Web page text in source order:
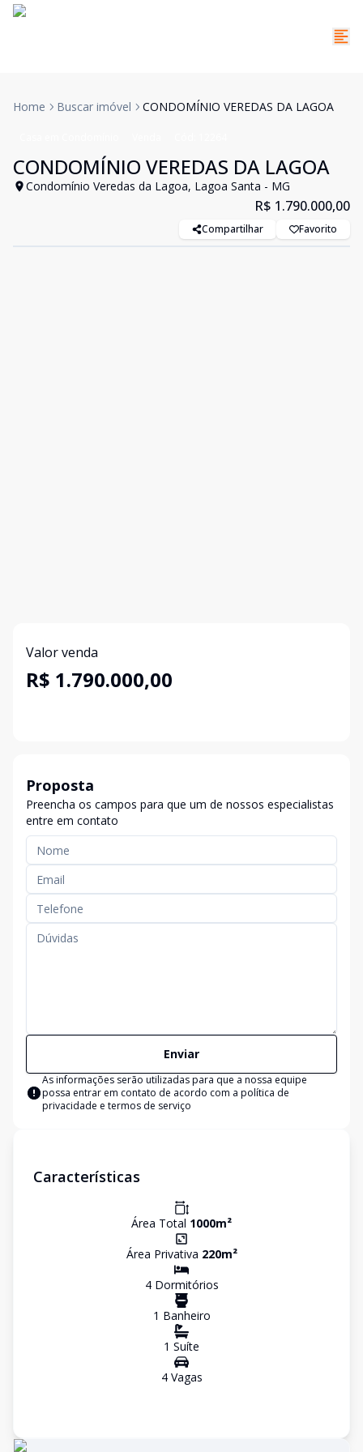
Home Buscar imóvel CONDOMÍNIO VEREDAS DA LAGOA
CONDOMÍNIO VEREDAS DA LAGOA
Condomínio Veredas da Lagoa, Lagoa Santa - MG
R$ 1.790.000,00
Compartilhar Favorito
Valor venda
R$ 1.790.000,00
Proposta
Preencha os campos para que um de nossos especialistas
entre em contato
Enviar
As informações serão utilizadas para que a nossa equipe
possa entrar em contato de acordo com a política de
privacidade e termos de serviço
Características
Área Total 1000m²
Área Privativa 220m²
4Dormitórios
1 Banheiro
1 Suíte
4Vagas